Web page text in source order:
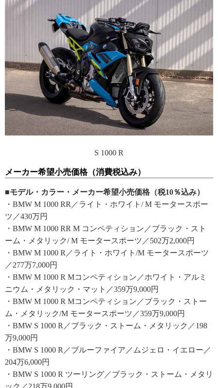
S 1000 R
メーカー希望小売価格（消費税込み）
■モデル・カラー・メーカー希望小売価格（税10％込み）
・BMW M 1000 RR／ライト・ホワイト/ M モータースポー
ツ／430万円
・BMW M 1000 RR M コンペティション／ブラック・スト
ーム・メタリック/ M モータースポーツ／502万2,000円
・BMW M 1000 R／ライト・ホワイト/M モータースポーツ
／277万7,000円
・BMW M 1000 R Mコンペティション／ホワイト・アルミ
ニウム・メタリック・マット／359万9,000円
・BMW M 1000 R Mコンペティション／ブラック・ストー
ム・メタリック/M モータースポーツ／359万9,000円
・BMW S 1000 R／ブラック・ストーム・メタリック／198
万9,000円
・BMW S 1000 R／ブルーファイア／ムジェロ・イエロー／
204万6,000円
・BMW S 1000 R ツーリング／ブラック・ストーム・メタリ